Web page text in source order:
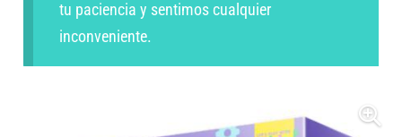
tu paciencia y sentimos cualquier
inconveniente.